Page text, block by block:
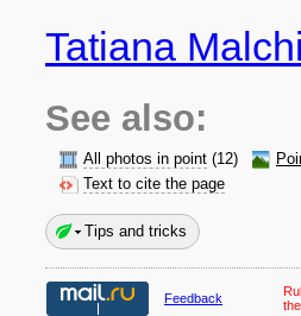
Tatiana
See also:
All photos in point (12)
Text to cite the page
Tips and tricks
Feedback
the